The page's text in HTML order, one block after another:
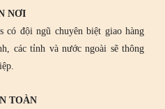
NƠI
có đội ngũ chuyên biệt giao hàng
các tỉnh và nước ngoài sẽ thông
TOÀN